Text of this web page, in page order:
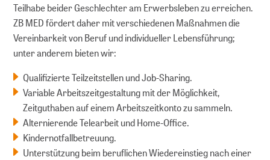
Teilhabe beider Geschlechter am Erwerbsleben zu erreichen.
ZB MED fördert daher mit verschiedenen Maßnahmen die
Vereinbarkeit von Beruf und individueller Lebensführung;
unter anderem bieten wir:
Qualifizierte Teilzeitstellen und Job-Sharing.
Variable Arbeitszeitgestaltung mit der Möglichkeit,
Zeitguthaben auf einem Arbeitszeitkonto zu sammeln.
Alternierende Telearbeit und Home-Office.
Kindernotfallbetreuung.
Unterstützung beim beruflichen Wiedereinstieg nach einer